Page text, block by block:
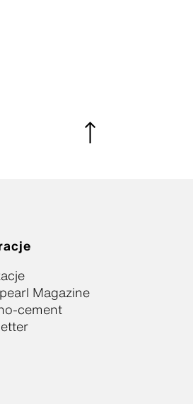
Magazine
cement